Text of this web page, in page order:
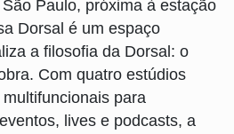
Paulo, próxima à estação
Dorsal é um espaço
a filosofia da Dorsal: o
Com quatro estúdios
para
lives e podcasts, a